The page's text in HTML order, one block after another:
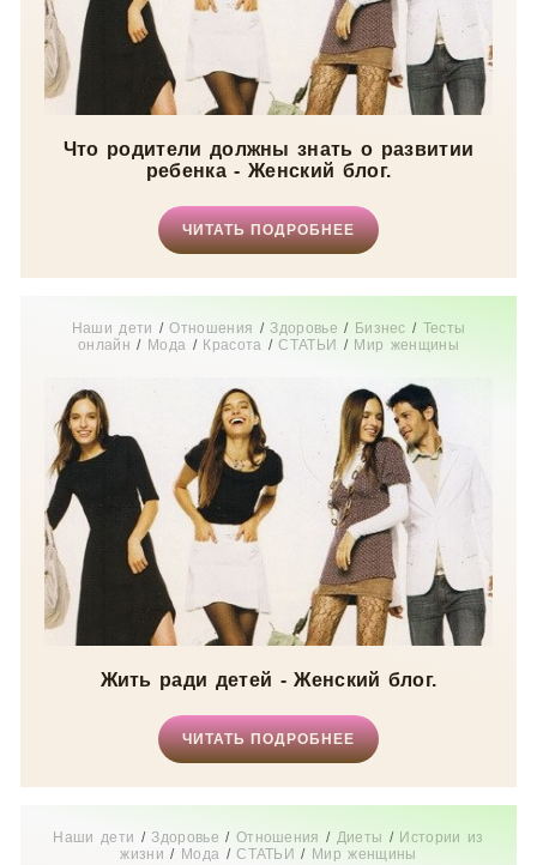
Что родители должны знать о развитии
ребенка - Женский блог.
ЧИТАТЬ ПОДРОБНЕЕ
Наши дети /Отношения /Здоровье / Бизнес / Тесты
онлайн / Мода / Красота /СТАТЬИ / Мир женщины
Жить ради детей - Женский блог.
ЧИТАТЬ ПОДРОБНЕЕ
Наши дети /Здоровье / Отношения / Диеты / Истории из
жизни / Мода /СТАТЬИ / Мир женщины